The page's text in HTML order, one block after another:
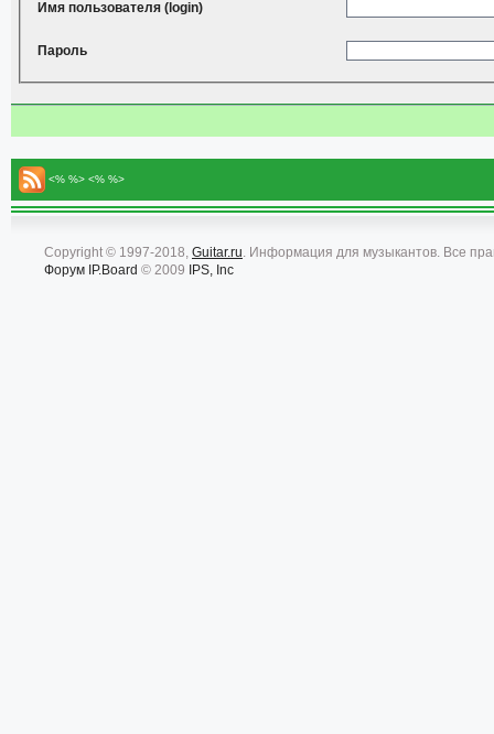
Имя пользователя (login)
Пароль
<% %> <% %>
Copyright © 1997-2018, Guitar.ru. Информация для музыкантов. Все
Форум IP.Board © 2009 IPS, Inc